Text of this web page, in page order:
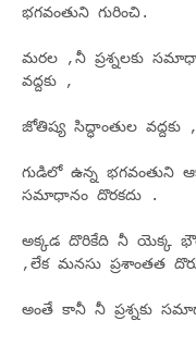
భగవంతుని గురించి.
మరల ,నీ ప్రశ్నలకు
వద్దకు ,
జోతిష్య సిద్ధాంతుల వద్దకు ,
గుడిలో ఉన్న భగవంతుని
సమాధానం దొరకదు .
అక్కడ దొరికేది నీ యెక్క
,లేక మనసు ప్రశాంతత
అంతే కానీ నీ ప్రశ్నకు